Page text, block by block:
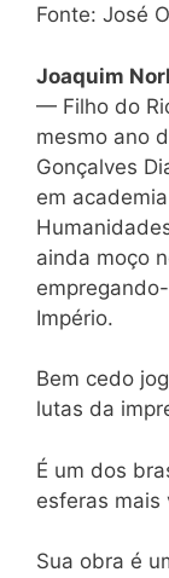
Fonte: José
Joaquim
— Filho do
mesmo ano
Gonçalves
em
ainda moço
Império.
Bem cedo
lutas da
É um dos
esferas mais
Sua obra é